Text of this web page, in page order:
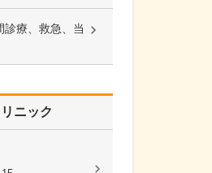
診療、救急、当
ニック